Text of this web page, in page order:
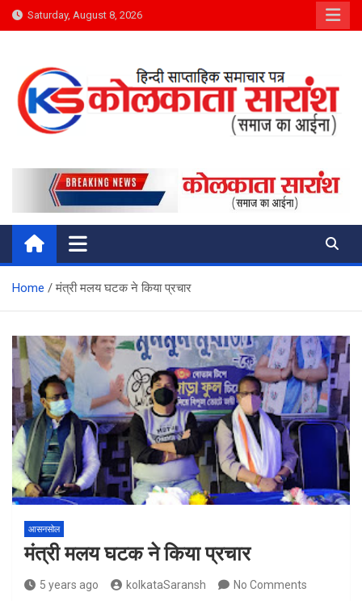
Skip
to
Saturday, August 8, 2026
Kolkata Saransh News
समाज का आईना
Home मंत्री मलय घटक ने किया प्रचार
आसनसोल
मंत्री मलय घटक ने किया प्रचार
5 years ago kolkataSaransh No Comments